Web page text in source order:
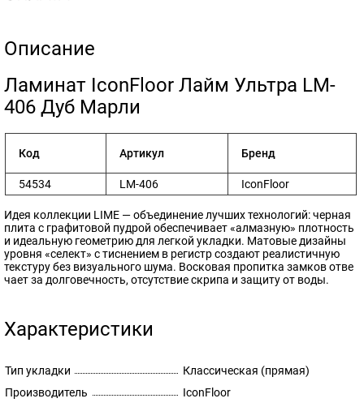
Описание
​Ламинат IconFloor Лайм Ультра LM-
406 Дуб Марли
Код Артикул Бренд
54534 LM-406 IconFloor
Идея коллекции LIME — объединение лучших технологий: черная
плита с графитовой пудрой обеспечивает «алмазную» плотность
и идеальную геометрию для легкой укладки. Матовые дизайны
уровня «селект» с тиснением в регистр создают реалистичную
текстуру без визуального шума. Восковая пропитка замков отве
чает за долговечность, отсутствие скрипа и защиту от воды.
Характеристики
Тип укладки
Классическая (прямая)
Производитель
IconFloor